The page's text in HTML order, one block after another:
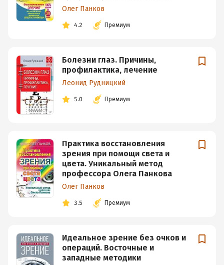
Олег Панков
4.2 Премиум
Болезни глаз. Причины,
профилактика, лечение
Леонид Рудницкий
5.0 Премиум
Практика восстановления
зрения при помощи света и
цвета. Уникальный метод
профессора Олега Панкова
Олег Панков
3.5 Премиум
Идеальное зрение без очков и
операций. Восточные и
западные методики